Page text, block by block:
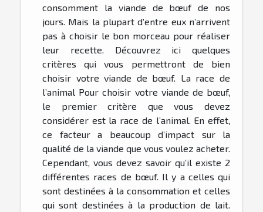
consomment la viande de bœuf de nos
jours. Mais la plupart d’entre eux n’arrivent
pas à choisir le bon morceau pour réaliser
leur recette. Découvrez ici quelques
critères qui vous permettront de bien
choisir votre viande de bœuf. La race de
l’animal Pour choisir votre viande de bœuf,
le premier critère que vous devez
considérer est la race de l’animal. En effet,
ce facteur a beaucoup d’impact sur la
qualité de la viande que vous voulez acheter.
Cependant, vous devez savoir qu’il existe 2
différentes races de bœuf. Il y a celles qui
sont destinées à la consommation et celles
qui sont destinées à la production de lait.